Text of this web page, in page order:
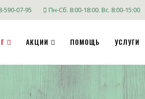
590-07-95 Пн-Сб. 8:00-18:00. Вс. 8:00-15:00
АКЦИИ ПОМОЩЬ УСЛУГИ